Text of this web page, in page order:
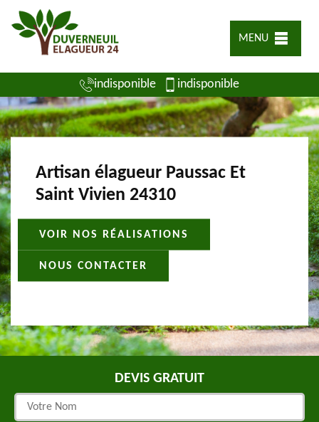
MENU
indisponible indisponible
Artisan élagueur Paussac Et
Saint Vivien 24310
VOIR NOS RÉALISATIONS
NOUS CONTACTER
DEVIS GRATUIT